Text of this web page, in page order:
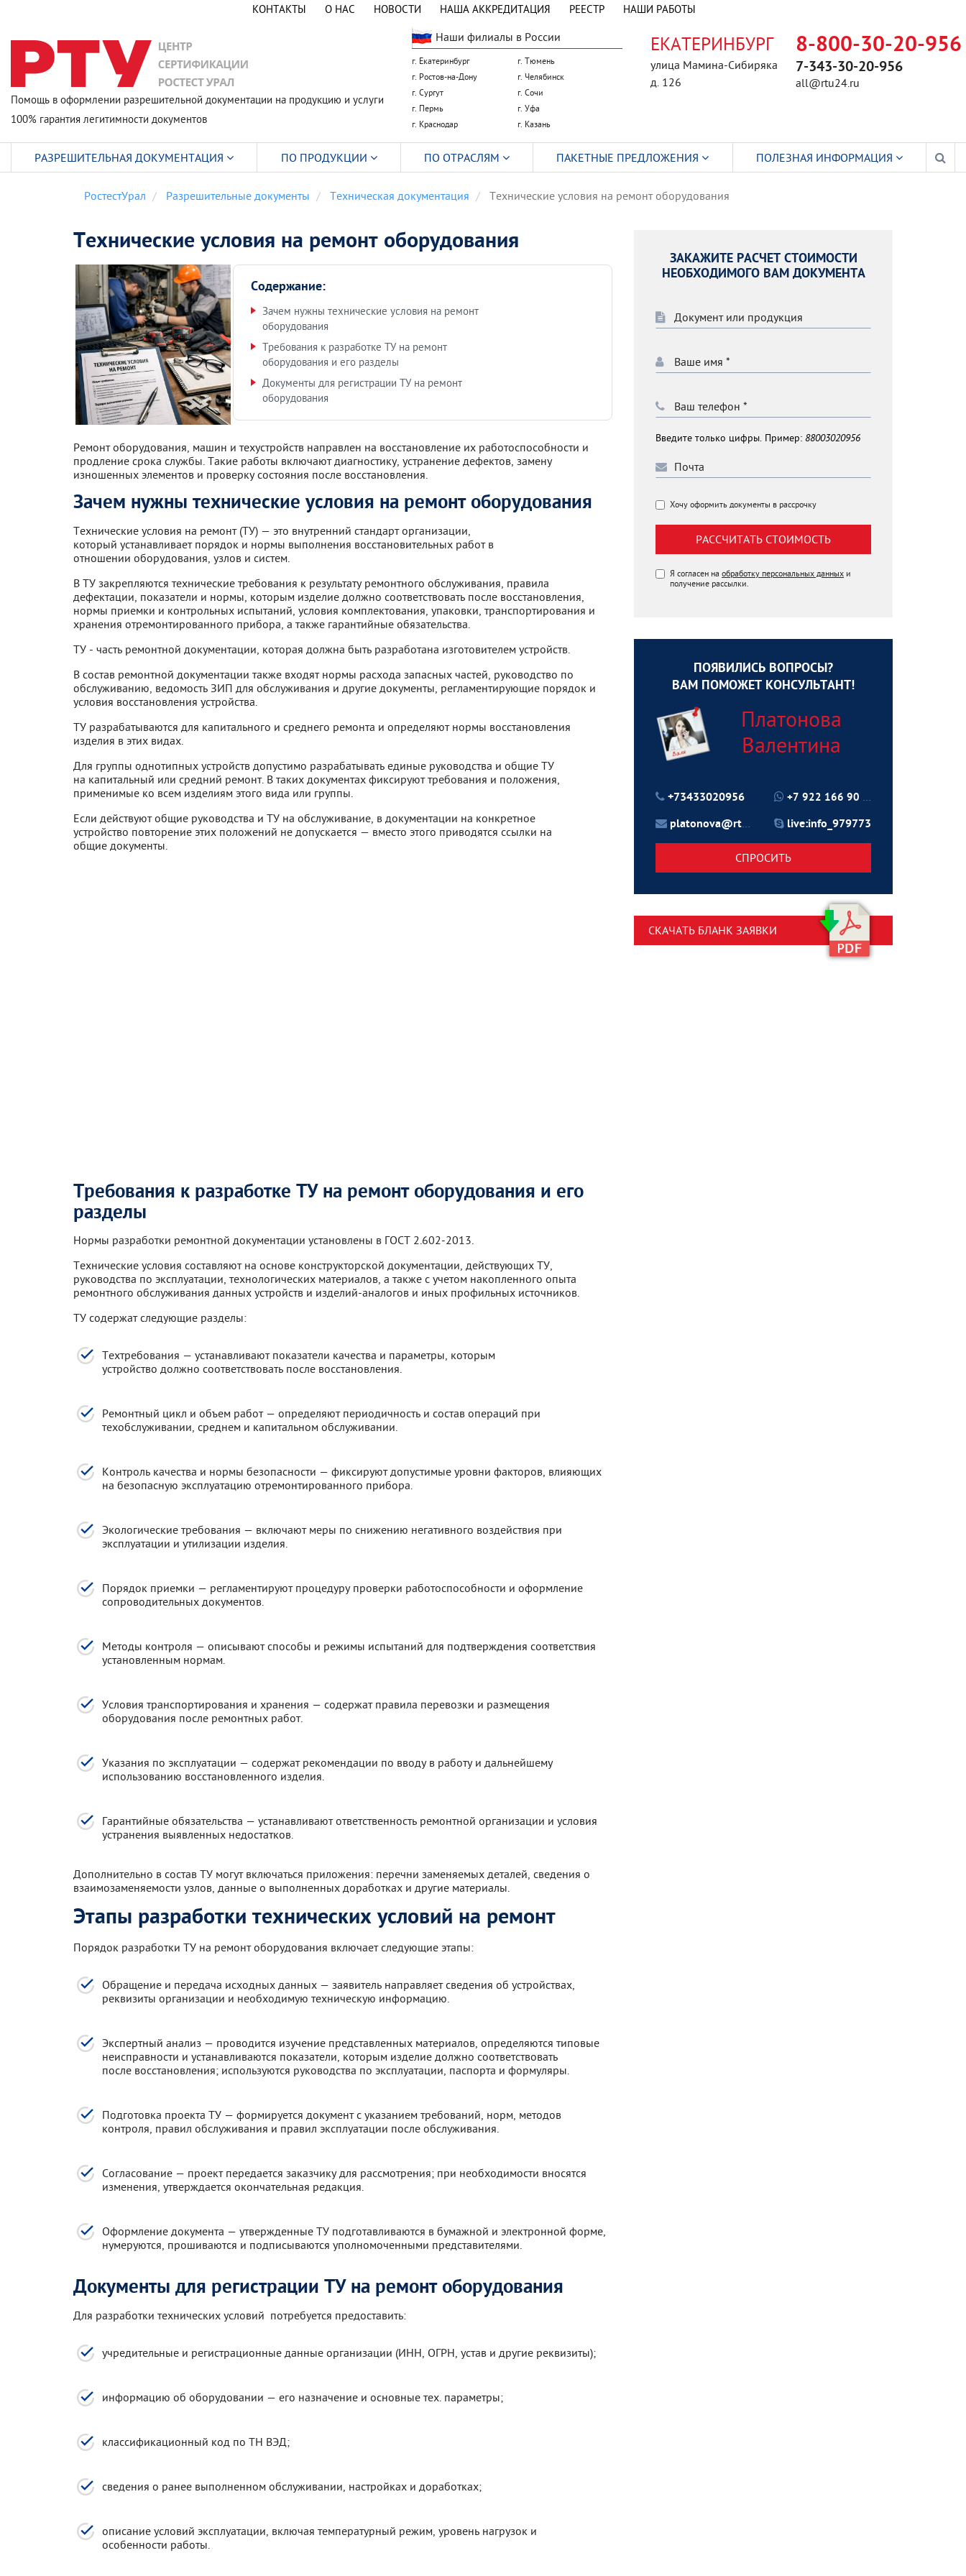
КОНТАКТЫ О НАС НОВОСТИ НАША АККРЕДИТАЦИЯ РЕЕСТР НАШИ РАБОТЫ
Помощь в оформлении разрешительной документации на продукцию и услуги
100% гарантия легитимности документов
Наши филиалы в России
г. Екатеринбург
г. Тюмень
г. Ростов-на-Дону
г. Челябинск
г. Сургут
г. Сочи
г. Пермь
г. Уфа
г. Краснодар
г. Казань
ЕКАТЕРИНБУРГ
улица Мамина-Сибиряка
д. 126
8-800-30-20-956
7-343-30-20-956
all@rtu24.ru
РостестУрал Разрешительные документы Техническая документация Технические условия на ремонт оборудования
Технические условия на ремонт оборудования
Содержание:
Зачем нужны технические условия на ремонт
оборудования
Требования к разработке ТУ на ремонт
оборудования и его разделы
Документы для регистрации ТУ на ремонт
оборудования
Ремонт оборудования, машин и техустройств направлен на восстановление их работоспособности и
продление срока службы. Такие работы включают диагностику, устранение дефектов, замену
изношенных элементов и проверку состояния после восстановления.
Зачем нужны технические условия на ремонт оборудования
Технические условия на ремонт (ТУ) — это внутренний стандарт организации,
который устанавливает порядок и нормы выполнения восстановительных работ в
отношении оборудования, узлов и систем.
В ТУ закрепляются технические требования к результату ремонтного обслуживания, правила
дефектации, показатели и нормы, которым изделие должно соответствовать после восстановления,
нормы приемки и контрольных испытаний, условия комплектования, упаковки, транспортирования и
хранения отремонтированного прибора, а также гарантийные обязательства.
ТУ - часть ремонтной документации, которая должна быть разработана изготовителем устройств.
В состав ремонтной документации также входят нормы расхода запасных частей, руководство по
обслуживанию, ведомость ЗИП для обслуживания и другие документы, регламентирующие порядок и
условия восстановления устройства.
ТУ разрабатываются для капитального и среднего ремонта и определяют нормы восстановления
изделия в этих видах.
Для группы однотипных устройств допустимо разрабатывать единые руководства и общие ТУ
на капитальный или средний ремонт. В таких документах фиксируют требования и положения,
применимые ко всем изделиям этого вида или группы.
Если действуют общие руководства и ТУ на обслуживание, в документации на конкретное
устройство повторение этих положений не допускается — вместо этого приводятся ссылки на
общие документы.
Требования к разработке ТУ на ремонт оборудования и его
разделы
Нормы разработки ремонтной документации установлены в ГОСТ 2.602-2013.
Технические условия составляют на основе конструкторской документации, действующих ТУ,
руководства по эксплуатации, технологических материалов, а также с учетом накопленного опыта
ремонтного обслуживания данных устройств и изделий-аналогов и иных профильных источников.
ТУ содержат следующие разделы:
Техтребования — устанавливают показатели качества и параметры, которым
устройство должно соответствовать после восстановления.
Ремонтный цикл и объем работ — определяют периодичность и состав операций при
техобслуживании, среднем и капитальном обслуживании.
Контроль качества и нормы безопасности — фиксируют допустимые уровни факторов, влияющих
на безопасную эксплуатацию отремонтированного прибора.
Экологические требования — включают меры по снижению негативного воздействия при
эксплуатации и утилизации изделия.
Порядок приемки — регламентируют процедуру проверки работоспособности и оформление
сопроводительных документов.
Методы контроля — описывают способы и режимы испытаний для подтверждения соответствия
установленным нормам.
Условия транспортирования и хранения — содержат правила перевозки и размещения
оборудования после ремонтных работ.
Указания по эксплуатации — содержат рекомендации по вводу в работу и дальнейшему
использованию восстановленного изделия.
Гарантийные обязательства — устанавливают ответственность ремонтной организации и условия
устранения выявленных недостатков.
Дополнительно в состав ТУ могут включаться приложения: перечни заменяемых деталей, сведения о
взаимозаменяемости узлов, данные о выполненных доработках и другие материалы.
Этапы разработки технических условий на ремонт
Порядок разработки ТУ на ремонт оборудования включает следующие этапы:
Обращение и передача исходных данных — заявитель направляет сведения об устройствах,
реквизиты организации и необходимую техническую информацию.
Экспертный анализ — проводится изучение представленных материалов, определяются типовые
неисправности и устанавливаются показатели, которым изделие должно соответствовать
после восстановления; используются руководства по эксплуатации, паспорта и формуляры.
Подготовка проекта ТУ — формируется документ с указанием требований, норм, методов
контроля, правил обслуживания и правил эксплуатации после обслуживания.
Согласование — проект передается заказчику для рассмотрения; при необходимости вносятся
изменения, утверждается окончательная редакция.
Оформление документа — утвержденные ТУ подготавливаются в бумажной и электронной форме,
нумеруются, прошиваются и подписываются уполномоченными представителями.
Документы для регистрации ТУ на ремонт оборудования
Для разработки технических условий потребуется предоставить:
учредительные и регистрационные данные организации (ИНН, ОГРН, устав и другие реквизиты);
информацию об оборудовании — его назначение и основные тех. параметры;
классификационный код по ТН ВЭД;
сведения о ранее выполненном обслуживании, настройках и доработках;
описание условий эксплуатации, включая температурный режим, уровень нагрузок и
особенности работы.
ЗАКАЖИТЕ РАСЧЕТ СТОИМОСТИ
НЕОБХОДИМОГО ВАМ ДОКУМЕНТА
Введите только цифры. Пример: 88003020956
Хочу оформить документы в рассрочку
РАССЧИТАТЬ СТОИМОСТЬ
Я согласен на обработку персональных данных и
получение рассылки.
ПОЯВИЛИСЬ ВОПРОСЫ?
ВАМ ПОМОЖЕТ КОНСУЛЬТАНТ!
Платонова
Валентина
+73433020956
platonova@rtu24.ru
+7 922 166 90 70
live:info_979773
СПРОСИТЬ
СКАЧАТЬ БЛАНК ЗАЯВКИ
РАЗРЕШИТЕЛЬНАЯ ДОКУМЕНТАЦИЯ ПО ПРОДУКЦИИ ПО ОТРАСЛЯМ ПАКЕТНЫЕ ПРЕДЛОЖЕНИЯ ПОЛЕЗНАЯ ИНФОРМАЦИЯ